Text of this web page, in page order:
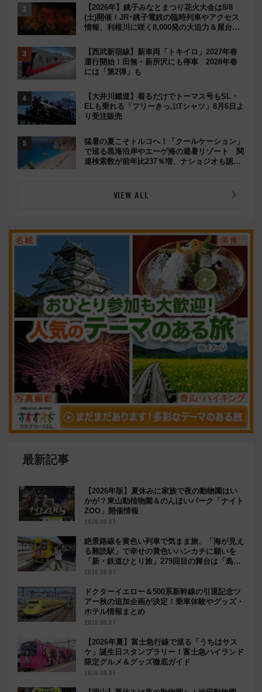
【2026年】銚子みなとまつり花火大会は8/8
(土)開催！JR･銚子電鉄の臨時列車やアクセス
情報、利根川に咲く8,000発の大迫力＆屋台を
【西武新宿線】新車両「トキイロ」2027年春
運行開始！田無・新所沢にも停車 2028年春
には「第2弾」も
【大井川鐵道】着るだけでトーマス号もSL・
ELも乗れる「フリーきっぷTシャツ」8月6日よ
り受注販売
猛暑の夏こそトルコへ！「クールケーション」
で巡る黒海沿岸やエーゲ海の避暑リゾート 関
連検索数が前年比237％増、ナショジオも認め
VIEW ALL
最新記事
【2026年版】夏休みに家族で夜の動物園はい
かが？東山動植物園＆のんほいパーク「ナイト
ZOO」開催情報
2026.08.07
絶景路線を黄色い列車で気まま旅、「海が見え
る難読駅」で幸せの黄色いハンカチに願いを
「新・鉄道ひとり旅」279回目の舞台は「島原
鉄道」
2026.08.07
ドクターイエロー＆500系新幹線の引退記念ツ
アー秋の追加企画が決定！乗車体験やグッズ・
ホテル情報まとめ
2026.08.07
【2026年夏】富士急行線で巡る「うちはサス
ケ」誕生日スタンプラリー！富士急ハイランド
限定グルメ＆グッズ徹底ガイド
2026.08.07